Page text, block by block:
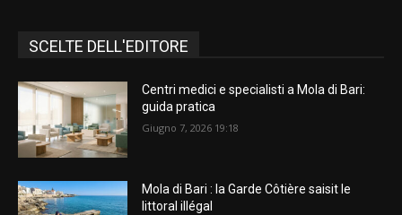
SCELTE DELL'EDITORE
Centri medici e specialisti a Mola di Bari:
guida pratica
Giugno 7, 2026 19:18
Mola di Bari : la Garde Côtière saisit le
littoral illégal